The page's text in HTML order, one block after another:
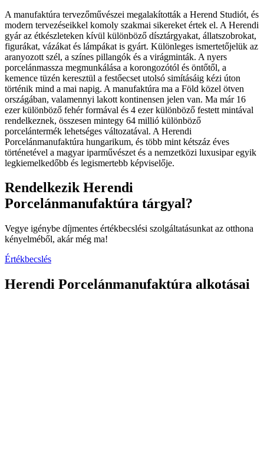
A manufaktúra tervezőművészei megalakították a Herend Studiót, és
modern tervezéseikkel komoly szakmai sikereket értek el. A Herendi
gyár az étkészleteken kívül különböző dísztárgyakat, állatszobrokat,
figurákat, vázákat és lámpákat is gyárt. Különleges ismertetőjelük az
aranyozott szél, a színes pillangók és a virágminták. A nyers
porcelánmassza megmunkálása a korongozótól és öntőtől, a
kemence tüzén keresztül a festőecset utolsó simításáig kézi úton
történik mind a mai napig. A manufaktúra ma a Föld közel ötven
országában, valamennyi lakott kontinensen jelen van. Ma már 16
ezer különböző fehér formával és 4 ezer különböző festett mintával
rendelkeznek, összesen mintegy 64 millió különböző
porcelántermék lehetséges változatával. A Herendi
Porcelánmanufaktúra hungarikum, és több mint kétszáz éves
történetével a magyar iparművészet és a nemzetközi luxusipar egyik
legkiemelkedőbb és legismertebb képviselője.
Rendelkezik Herendi
Porcelánmanufaktúra tárgyal?
Vegye igénybe díjmentes értékbecslési szolgáltatásunkat az otthona
kényelméből, akár még ma!
Értékbecslés
Herendi Porcelánmanufaktúra alkotásai